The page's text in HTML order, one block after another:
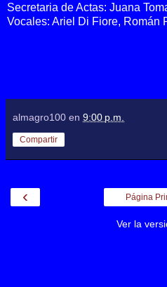
Secretaria de Actas: Juana
Vocales: Ariel Di Fiore, Román
almagro100 en 9:00 p.m.
Compartir
‹ Página
Ver la